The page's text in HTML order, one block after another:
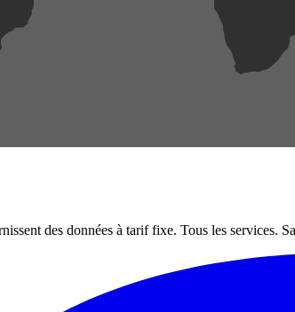
des données à tarif fixe. Tous les services.